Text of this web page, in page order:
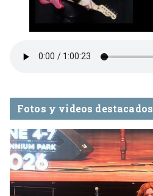
Fotos y videos destacados